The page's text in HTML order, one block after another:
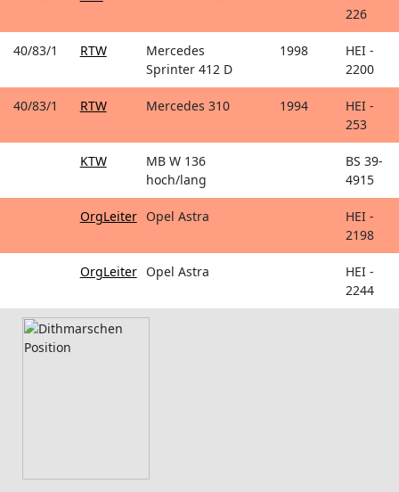
226
40/83/1 RTW
Mercedes
Sprinter 412 D
1998
HEI -
2200
40/83/1 RTW Mercedes 310 1994
HEI -
253
KTW
MB W 136
hoch/lang
BS 39-
4915
OrgLeiter Opel Astra
HEI -
2198
OrgLeiter Opel Astra
HEI -
2244